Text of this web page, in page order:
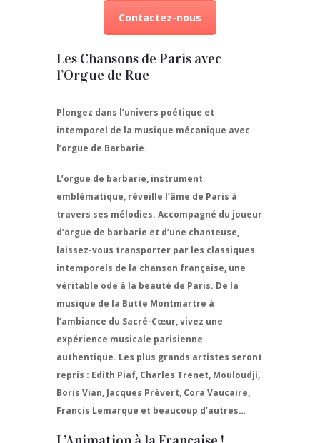
Contactez-nous
Les Chansons de Paris avec
l’Orgue de Rue
Plongez dans l’univers poétique et
intemporel de la musique mécanique avec
l’orgue de Barbarie.
L’orgue de barbarie, instrument
emblématique, réveille l’âme de Paris à
travers ses mélodies. Accompagné du joueur
d’orgue de barbarie et d’une chanteuse,
laissez-vous transporter par les classiques
intemporels de la chanson française, une
véritable ode à la beauté de Paris. De la
musique de la Butte Montmartre à
l’ambiance du Sacré-Cœur, vivez une
expérience musicale parisienne
authentique. Les plus grands artistes seront
repris : Edith Piaf, Charles Trenet, Mouloudji,
Boris Vian, Jacques Prévert, Cora Vaucaire,
Francis Lemarque et beaucoup d’autres…